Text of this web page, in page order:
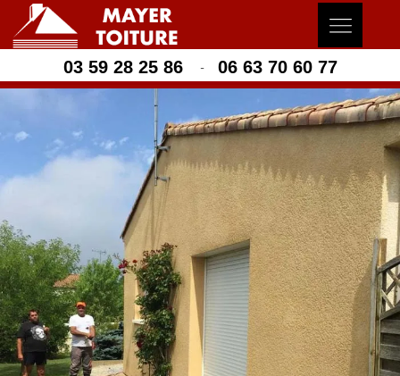
03 59 28 25 86 - 06 63 70 60 77